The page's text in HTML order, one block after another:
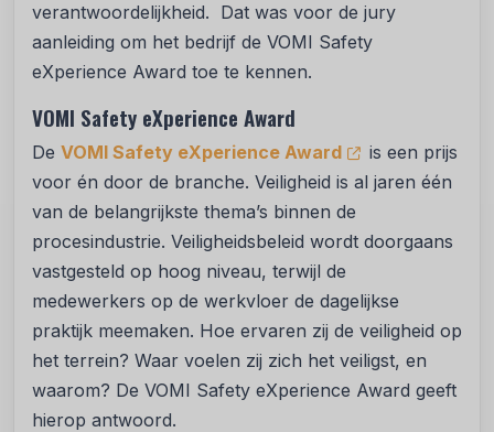
verantwoordelijkheid. Dat was voor de jury
aanleiding om het bedrijf de VOMI Safety
eXperience Award toe te kennen.
VOMI Safety eXperience Award
De VOMI Safety eXperience Award
is een prijs
voor én door de branche. Veiligheid is al jaren één
van de belangrijkste thema’s binnen de
procesindustrie. Veiligheidsbeleid wordt doorgaans
vastgesteld op hoog niveau, terwijl de
medewerkers op de werkvloer de dagelijkse
praktijk meemaken. Hoe ervaren zij de veiligheid op
het terrein? Waar voelen zij zich het veiligst, en
waarom? De VOMI Safety eXperience Award geeft
hierop antwoord.